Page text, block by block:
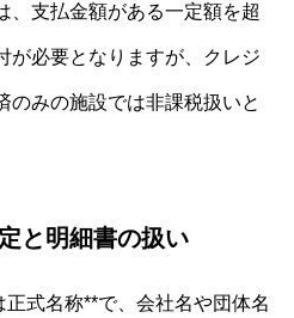
、支払金額がある一定額を超
が必要となりますが、クレジ
のみの施設では非課税扱いと
と明細書の扱い
式名称**で、会社名や団体名